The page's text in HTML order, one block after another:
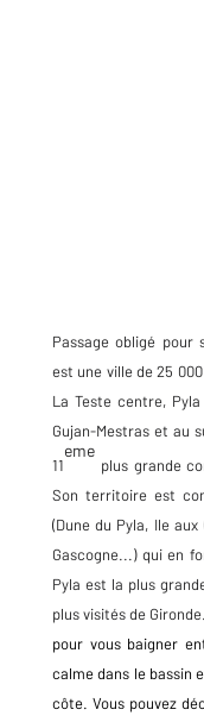
Passage obligé pour
est une ville de 25
La Teste centre,
Gujan-Mestras et au
11
eme
plus grande
Son territoire est
(Dune du Pyla, Ile
Gascogne...) qui en
Pyla est la plus
plus visités de
pour vous baigner
calme dans le bassin
côte. Vous pouvez